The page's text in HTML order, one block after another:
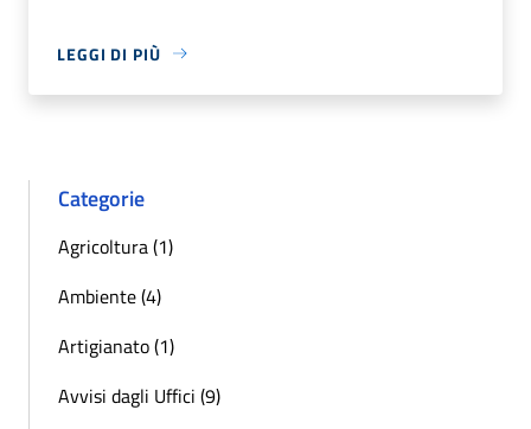
LEGGI DI PIÙ
Categorie
Agricoltura (1)
Ambiente (4)
Artigianato (1)
Avvisi dagli Uffici (9)